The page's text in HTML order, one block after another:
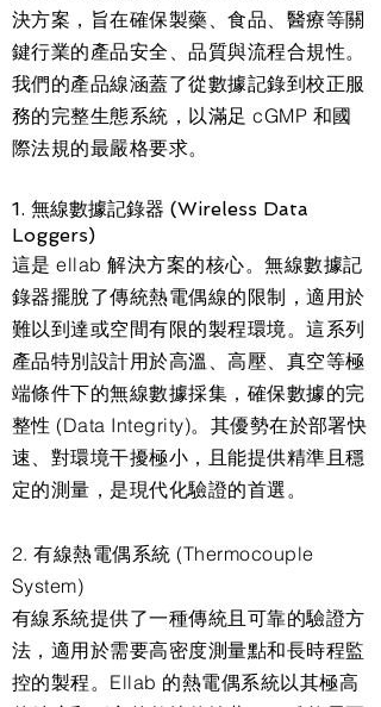
決方案，旨在確保製藥、食品、醫療等關
鍵行業的產品安全、品質與流程合規性。
我們的產品線涵蓋了從數據記錄到校正服
務的完整生態系統，以滿足 cGMP 和國
際法規的最嚴格要求。
1. 無線數據記錄器 (Wireless Data
Loggers)
這是 ellab 解決方案的核心。無線數據記
錄器擺脫了傳統熱電偶線的限制，適用於
難以到達或空間有限的製程環境。這系列
產品特別設計用於高溫、高壓、真空等極
端條件下的無線數據採集，確保數據的完
整性 (Data Integrity)。其優勢在於部署快
速、對環境干擾極小，且能提供精準且穩
定的測量，是現代化驗證的首選。
2. 有線熱電偶系統 (Thermocouple
System)
有線系統提供了一種傳統且可靠的驗證方
法，適用於需要高密度測量點和長時程監
控的製程。Ellab 的熱電偶系統以其極高